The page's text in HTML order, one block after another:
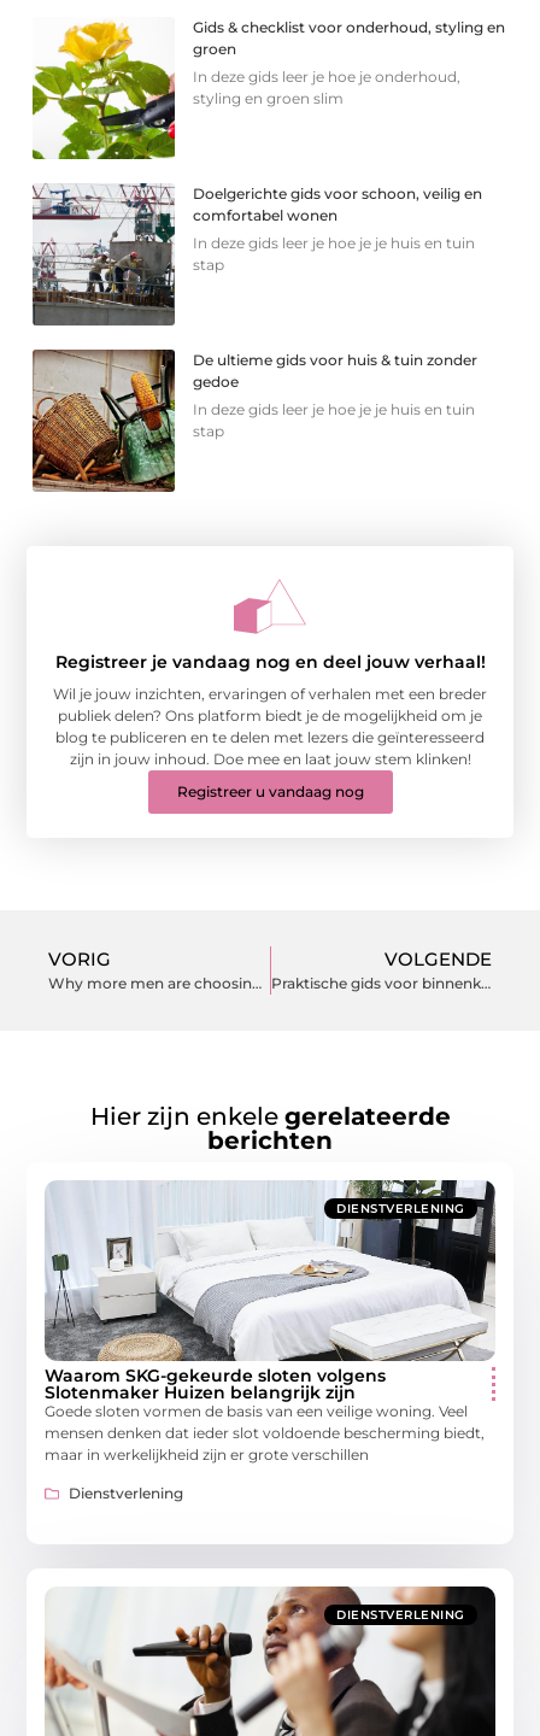
Gids & checklist voor onderhoud, styling en
groen
In deze gids leer je hoe je onderhoud,
styling en groen slim
Doelgerichte gids voor schoon, veilig en
comfortabel wonen
In deze gids leer je hoe je je huis en tuin
stap
De ultieme gids voor huis & tuin zonder
gedoe
In deze gids leer je hoe je je huis en tuin
stap
Registreer je vandaag nog en deel jouw verhaal!
Wil je jouw inzichten, ervaringen of verhalen met een breder
publiek delen? Ons platform biedt je de mogelijkheid om je
blog te publiceren en te delen met lezers die geïnteresseerd
zijn in jouw inhoud. Doe mee en laat jouw stem klinken!
Registreer u vandaag nog
VORIG
Why more men are choosing barbers in Amsterdam
VOLGENDE
Praktische gids voor binnenklimaat en buitenruimte
Hier zijn enkele gerelateerde
berichten
DIENSTVERLENING
Waarom SKG-gekeurde sloten volgens
Slotenmaker Huizen belangrijk zijn
Goede sloten vormen de basis van een veilige woning. Veel
mensen denken dat ieder slot voldoende bescherming biedt,
maar in werkelijkheid zijn er grote verschillen
Dienstverlening
DIENSTVERLENING